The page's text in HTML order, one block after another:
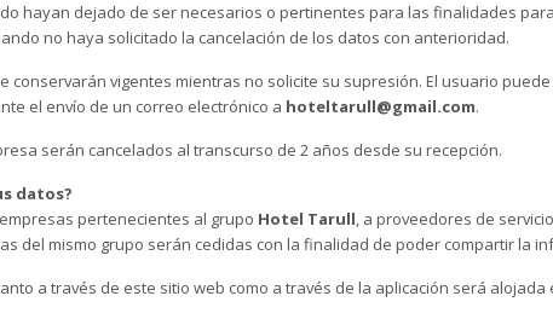
hayan dejado de ser necesarios o pertinentes para las finalidades
no haya solicitado la cancelación de los datos con anterioridad.
conservarán vigentes mientras no solicite su supresión. El usuario
el envío de un correo electrónico a hoteltarull@gmail.com.
serán cancelados al transcurso de 2 años desde su recepción.
datos?
pertenecientes al grupo Hotel Tarull, a proveedores de
del mismo grupo serán cedidas con la finalidad de poder compartir la
a través de este sitio web como a través de la aplicación será